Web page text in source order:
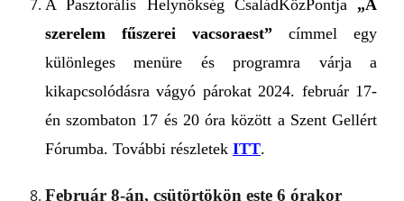
A Pasztorális Helynökség CsaládKözPontja „A
szerelem fűszerei vacsoraest” címmel egy
különleges menüre és programra várja a
kikapcsolódásra vágyó párokat 2024. február 17-
én szombaton 17 és 20 óra között a Szent Gellért
Fórumba. További részletek ITT.
Február 8-án, csütörtökön este 6 órakor